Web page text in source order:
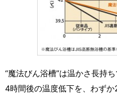
“魔法びん浴槽”は温かさ長持
4時間後の温度低下を、わず